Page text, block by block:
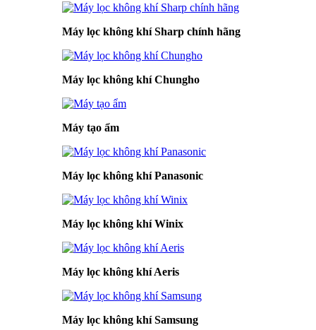
Máy lọc không khí Sharp chính hãng
Máy lọc không khí Chungho
Máy tạo ẩm
Máy lọc không khí Panasonic
Máy lọc không khí Winix
Máy lọc không khí Aeris
Máy lọc không khí Samsung